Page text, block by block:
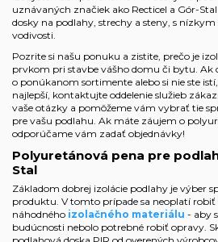
uznávaných značiek ako Recticel a Gór-
dosky na podlahy, strechy a steny, s
vodivosti.
Pozrite si našu ponuku a zistite, prečo je
prvkom pri stavbe vášho domu či bytu. Ak
o ponúkanom sortimente alebo si nie ste
najlepší, kontaktujte oddelenie služieb
vaše otázky a pomôžeme vám vybrať tie
pre vašu podlahu. Ak máte záujem o
odporúčame vám zadať objednávky!
Polyuretánová pena pre
Stal
Základom dobrej izolácie podlahy je výber
produktu. V tomto prípade sa neoplatí
náhodného izolačného materiálu - aby
budúcnosti nebolo potrebné robiť opravy.